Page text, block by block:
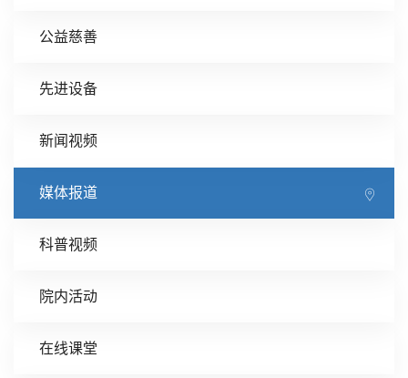
公益慈善
先进设备
新闻视频
媒体报道
科普视频
院内活动
在线课堂